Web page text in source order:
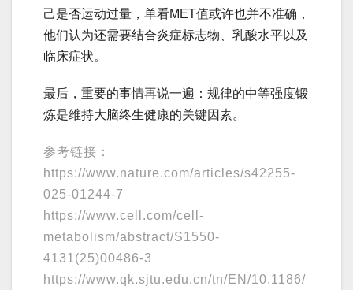
己是否运动过量，单看MET值或许也并不准确，
他们认为还需要结合炎症标志物、乳酸水平以及
临床症状。
最后，重要的事情再说一遍：规律的中等强度锻
炼是维持大脑终生健康的关键因素。
参考链接：
https://www.nature.com/articles/s42255-
025-01244-7
https://www.cell.com/cell-
metabolism/abstract/S1550-
4131(25)00486-3
https://www.qk.sjtu.edu.cn/tn/EN/10.1186/